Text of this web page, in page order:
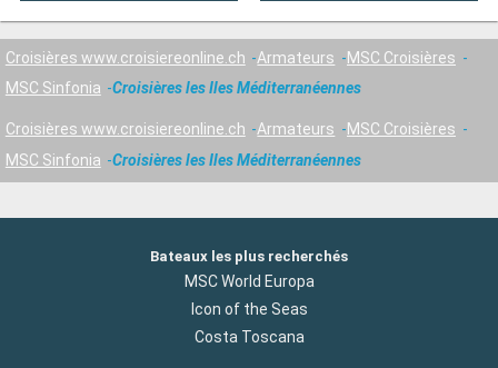
Croisières www.croisiereonline.ch Armateurs
MSC Croisières
MSC Sinfonia
Croisières les Iles Méditerranéennes
Croisières www.croisiereonline.ch Armateurs
MSC Croisières
MSC Sinfonia
Croisières les Iles Méditerranéennes
Bateaux les plus recherchés
MSC World Europa
Icon of the Seas
Costa Toscana